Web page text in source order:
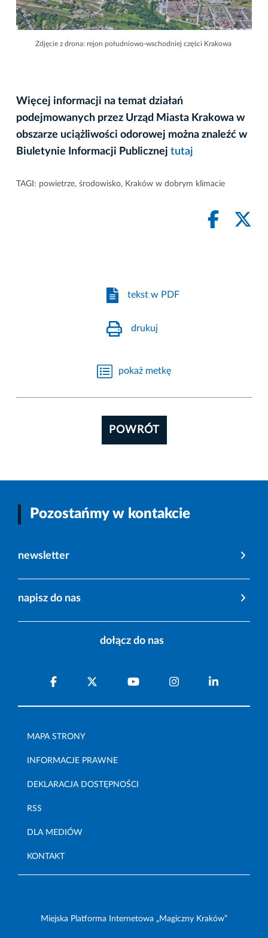
Zdjęcie z drona: rejon południowo-wschodniej części Krakowa
Więcej informacji na temat działań
podejmowanych przez Urząd Miasta Krakowa w
obszarze uciążliwości odorowej można znaleźć w
Biuletynie Informacji Publicznej tutaj
TAGI: powietrze, środowisko, Kraków w dobrym klimacie
tekst w PDF
drukuj
pokaż metkę
POWRÓT
Pozostańmy w kontakcie
newsletter
napisz do nas
dołącz do nas
MAPA STRONY
INFORMACJE PRAWNE
DEKLARACJA DOSTĘPNOŚCI
RSS
DLA MEDIÓW
KONTAKT
Miejska Platforma Internetowa „Magiczny Kraków”